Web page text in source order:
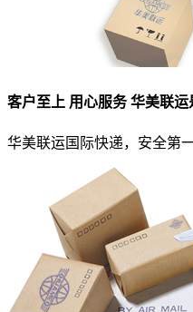
客户至上 用心服务 华美联
华美联运国际快递，安全第